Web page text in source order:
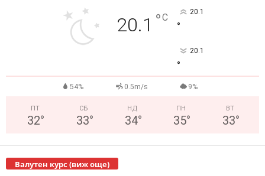
20.1 °C 20.1
°
20.1
°
54% 0.5m/s 9%
ПТ
32°
СБ
33°
НД
34°
ПН
35°
ВТ
33°
Валутен курс (виж още)